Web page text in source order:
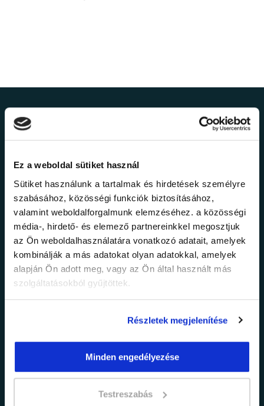
Ez a weboldal sütiket használ
Sütiket használunk a tartalmak és hirdetések személyre
szabásához, közösségi funkciók biztosításához,
valamint weboldalforgalmunk elemzéséhez. a közösségi
média-, hirdető- és elemező partnereinkkel megosztjuk
az Ön weboldalhasználatára vonatkozó adatait, amelyek
kombinálják a más adatokat olyan adatokkal, amelyek
alapján Ön adott meg, vagy az Ön által használt más
szolgáltatásokból gyűjtöttek.
Részletek megjelenítése
Minden engedélyezése
Testreszabás
Ne maradj le a
legfrissebb
információkról!
Értesülj elsőként legújabb tanfolyamainkról,
legfrissebb híreinkről és időszakos
promócióinkról.
adatkezelési tájékoztatóban